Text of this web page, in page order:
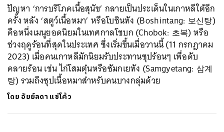
ปัญหา ‘การบริโภคเนื้อสุนัข’ กลายเป็นประเด็นในเกาหลีใต้อีก
ครั้ง หลัง ‘สตูว์เนื้อหมา’ หรือโบชินทัง (Boshintang: 보신탕)
คือหนึ่งเมนูยอดนิยมในเทศกาลโชบก (Chobok: 초복) หรือ
ช่วงฤดูร้อนที่สุดในประเทศ ซึ่งเริ่มขึ้นเมื่อวานนี้ (11 กรกฎาคม
2023) เมื่อคนเกาหลีมักนิยมรับประทานซุปร้อนๆ เพื่อดับ
คลายร้อน เช่น ไก่โสมตุ๋นหรือซัมกเยทัง (Samgyetang: 삼계
탕) รวมถึงซุปเนื้อหมาสำหรับคนบางกลุ่มด้วย
โดย อัยย์ลดา แซ่โค้ว